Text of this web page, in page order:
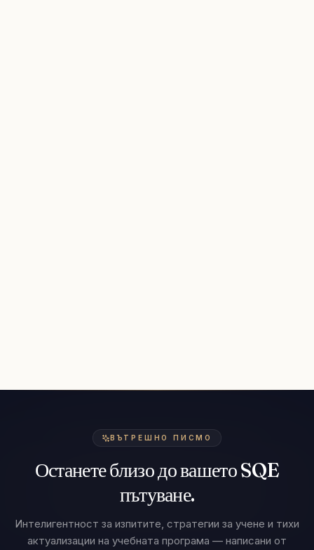
ВЪТРЕШНО ПИСМО
Останете близо до вашето SQE
пътуване.
Интелигентност за изпитите, стратегии за учене и тихи
актуализации на учебната програма — написани от